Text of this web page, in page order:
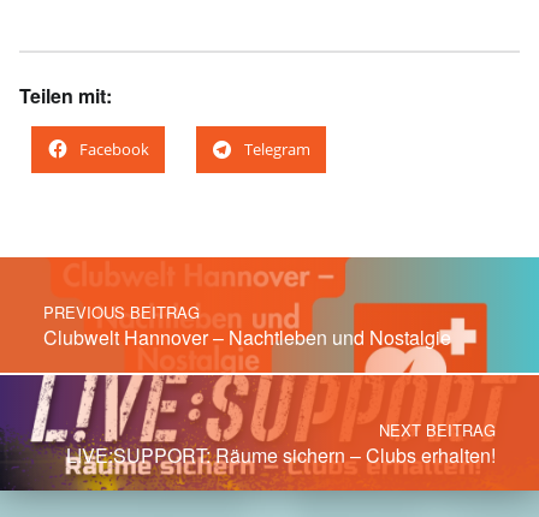
Teilen mit:
Facebook Telegram
Post navigation
PREVIOUS BEITRAG
Clubwelt Hannover – Nachtleben und Nostalgie
NEXT BEITRAG
L!VE:SUPPORT: Räume sichern – Clubs erhalten!